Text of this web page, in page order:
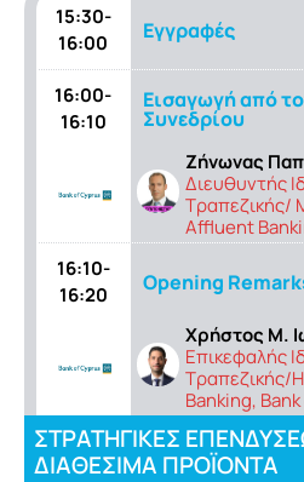
15:30-
16:00
Εγγραφές
16:00-
16:10
Εισαγωγή από
Συνεδρίου
Ζήνωνας
Διευθυντής
Τραπεζικής/
Affluent
16:10-
16:20
Opening
Χρήστος Μ.
Επικεφαλής
Τραπεζικής/
Banking,
ΣΤΡΑΤΗΓΙΚΕΣ
ΔΙΑΘΕΣΙΜΑ ΠΡΟΪΟΝΤΑ